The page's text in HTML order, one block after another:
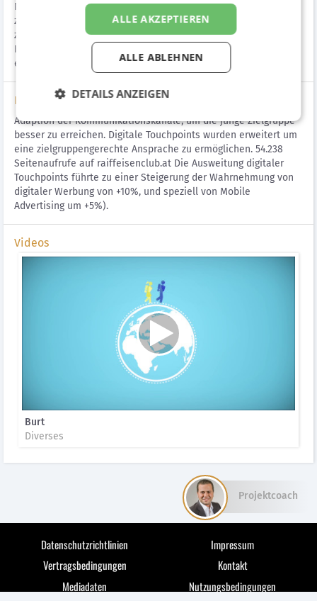
Neue digitale Touchpoints für ZRW Jugend Junge Menschen
zwischen 14-19 sind in ihrem Leben auf Entdeckungsreise und
zeigen nur geringes Interesse an Geld- und Kapitalanlagen. Das
Kommunikationsziel lautet, die junge Zielgruppe dort zu
erreichen, wo sie sich befindet.
Lösung
Adaption der Kommunikationskanäle, um die junge Zielgruppe
besser zu erreichen. Digitale Touchpoints wurden erweitert um
eine zielgruppengerechte Ansprache zu ermöglichen. 54.238
Seitenaufrufe auf raiffeisenclub.at Die Ausweitung digitaler
Touchpoints führte zu einer Steigerung der Wahrnehmung von
digitaler Werbung von +10%, und speziell von Mobile
Advertising um +5%).
Videos
Burt
Diverses
Datenschutzrichtlinien
Impressum
Vertragsbedingungen
Kontakt
Mediadaten
Nutzungsbedingungen
ALLE AKZEPTIEREN
ALLE ABLEHNEN
DETAILS ANZEIGEN
Projektcoach